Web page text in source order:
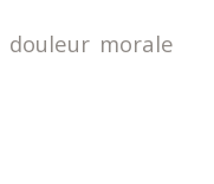
morale